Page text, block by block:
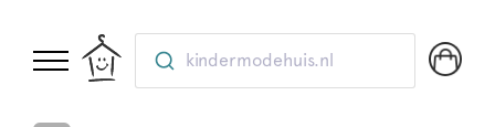
kindermodehuis.nl